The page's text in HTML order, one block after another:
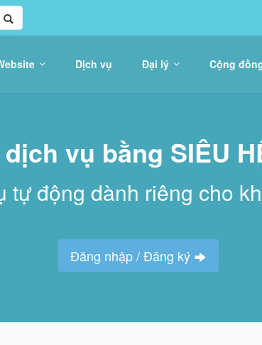
Dịch vụ Đại lý Cộng
vụ bằng SIÊU
tự động dành riêng cho
Đăng nhập / Đăng ký